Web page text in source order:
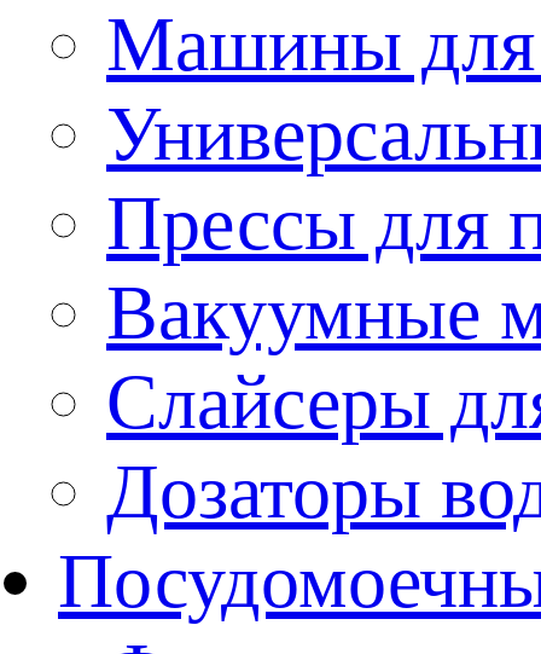
Машины для
Прессы для
Вакуумные
Слайсеры
Дозаторы